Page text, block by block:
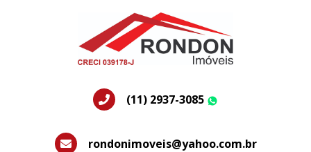
(11) 2937-3085
rondonimoveis@yahoo.com.br